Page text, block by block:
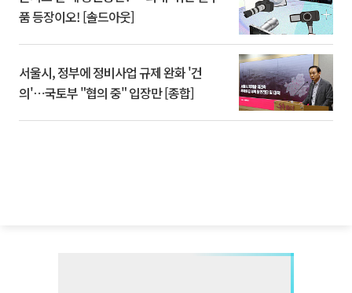
품 등장이오! [솔드아웃]
서울시, 정부에 정비사업 규제 완화 '건
의'⋯국토부 "협의 중" 입장만 [종합]